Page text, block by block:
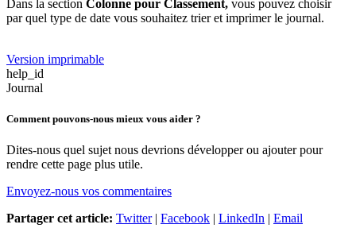
Dans la section Colonne pour Classement, vous pouvez choisir
par quel type de date vous souhaitez trier et imprimer le journal.
Version imprimable
help_id
Journal
Comment pouvons-nous mieux vous aider ?
Dites-nous quel sujet nous devrions développer ou ajouter pour
rendre cette page plus utile.
Envoyez-nous vos commentaires
Partager cet article: Twitter| Facebook | LinkedIn | Email